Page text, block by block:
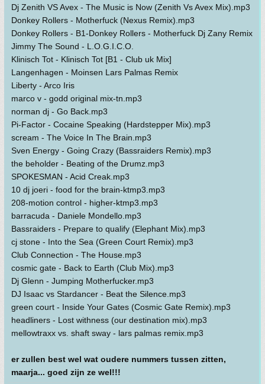
Dj Zenith VS Avex - The Music is Now (Zenith Vs Avex Mix).mp3
Donkey Rollers - Motherfuck (Nexus Remix).mp3
Donkey Rollers - B1-Donkey Rollers - Motherfuck Dj Zany Remix
Jimmy The Sound - L.O.G.I.C.O.
Klinisch Tot - Klinisch Tot [B1 - Club uk Mix]
Langenhagen - Moinsen Lars Palmas Remix
Liberty - Arco Iris
marco v - godd original mix-tn.mp3
norman dj - Go Back.mp3
Pi-Factor - Cocaine Speaking (Hardstepper Mix).mp3
scream - The Voice In The Brain.mp3
Sven Energy - Going Crazy (Bassraiders Remix).mp3
the beholder - Beating of the Drumz.mp3
SPOKESMAN - Acid Creak.mp3
10 dj joeri - food for the brain-ktmp3.mp3
208-motion control - higher-ktmp3.mp3
barracuda - Daniele Mondello.mp3
Bassraiders - Prepare to qualify (Elephant Mix).mp3
cj stone - Into the Sea (Green Court Remix).mp3
Club Connection - The House.mp3
cosmic gate - Back to Earth (Club Mix).mp3
Dj Glenn - Jumping Motherfucker.mp3
DJ Isaac vs Stardancer - Beat the Silence.mp3
green court - Inside Your Gates (Cosmic Gate Remix).mp3
headliners - Lost withness (our destination mix).mp3
mellowtraxx vs. shaft sway - lars palmas remix.mp3
er zullen best wel wat oudere nummers tussen zitten,
maarja... goed zijn ze wel!!!